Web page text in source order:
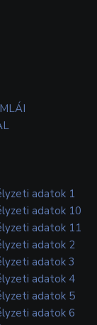
adatok 1
adatok 10
adatok 11
adatok 2
adatok 3
adatok 4
adatok 5
adatok 6